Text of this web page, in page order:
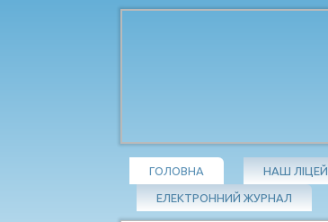
ГОЛОВНА НАШ ЛІЦЕЙ
ЕЛЕКТРОННИЙ ЖУРНАЛ